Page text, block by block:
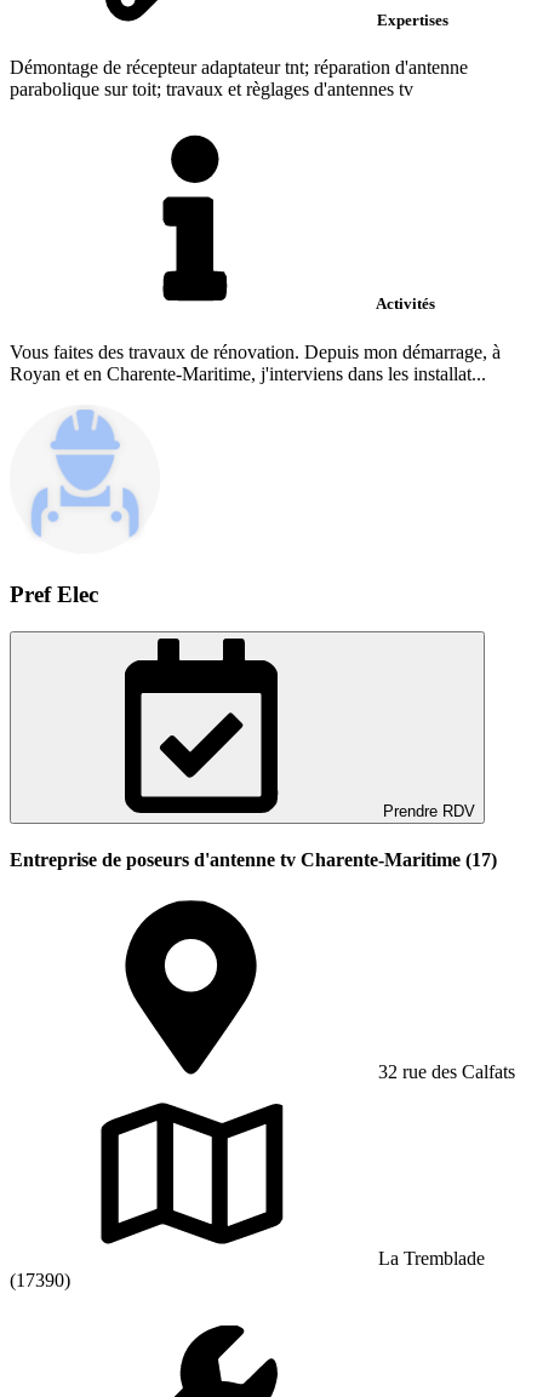
Expertises
Démontage de récepteur adaptateur tnt; réparation d'antenne
parabolique sur toit; travaux et règlages d'antennes tv
Activités
Vous faites des travaux de rénovation. Depuis mon démarrage, à
Royan et en Charente-Maritime, j'interviens dans les installat...
Pref Elec
Prendre RDV
Entreprise de poseurs d'antenne tv Charente-Maritime (17)
32 rue des Calfats
La Tremblade
(17390)